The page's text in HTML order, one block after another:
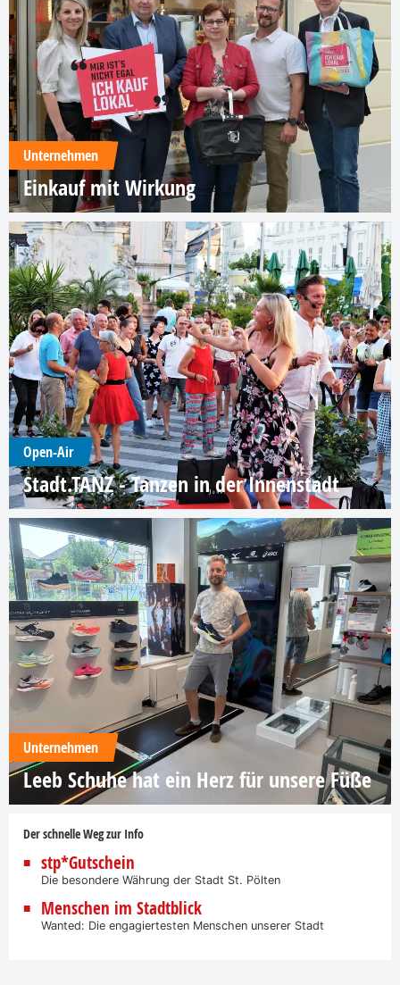
Unternehmen
Einkauf mit Wirkung
Open-Air
Stadt.TANZ - Tanzen in der Innenstadt
Unternehmen
Leeb Schuhe hat ein Herz für unsere Füße
Der schnelle Weg zur Info
stp*Gutschein
Die besondere Währung der Stadt St. Pölten
Menschen im Stadtblick
Wanted: Die engagiertesten Menschen unserer Stadt